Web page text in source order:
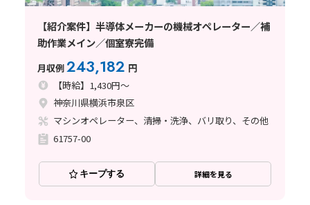
【紹介案件】半導体メーカーの機械オペレーター／補
助作業メイン／個室寮完備
月収例243,182 円
【時給】1,430円～
神奈川県横浜市泉区
マシンオペレーター、清掃・洗浄、バリ取り、その他
61757-00
キープする 詳細を見る